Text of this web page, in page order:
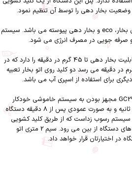
بخار دهی را توسط آن تنظیم نمود.
این دستگاه دارای 3 وضعیت بدون بخار، eco و بخار دهی پیوسته می باشد. سیستم
اتو بخار فیلیپس در حالت عادی قابلیت بخار دهی تا 45 گرم در دقیقه را دارد که در
مضاعف این میزان به 170 گرم در دقیقه می رسد دو کلید روی اتو بخار تعبیه
برای استفاده از اسپری آب می باشد.
ویژگی منحصر به فرد اتو بخار GC2998 مجهز بودن به سیستم خاموشی خودکار
است که به صورت افقی پس از 30 ثانیه و به صورت عمودی پس از 8 دقیقه دستگاه
رسوب زداست که از طریق کلید کشویی
clac clean روی بدنه، تمام رسوب های دستگاه از بین می رود. سیم 2 متری اتو
در اختیارتان قرار خواهد داد.